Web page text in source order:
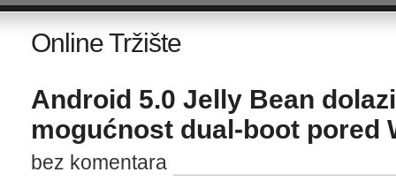
Online Tržište
Android 5.0 Jelly Bean
mogućnost dual-boot pored
bez komentara